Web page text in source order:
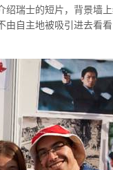
绍瑞士的短片，背景墙
自主地被吸引进去看